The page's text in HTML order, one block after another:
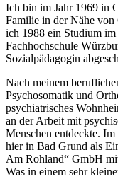
Ich bin im Jahr 1969 in
Familie in der Nähe
ich 1988 ein Studium
Fachhochschule
Sozialpädagogin
Nach meinem
Psychosomatik und
psychiatrisches
an der Arbeit mit
Menschen entdeckte.
hier in Bad Grund als
Am Rohland“ GmbH
Was in einem sehr